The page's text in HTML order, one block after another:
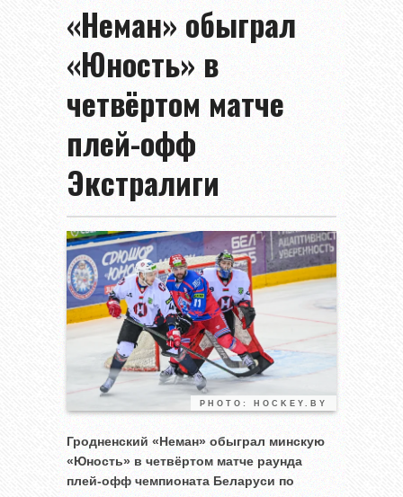
«Неман» обыграл
«Юность» в
четвёртом матче
плей-офф
Экстралиги
PHOTO: HOCKEY.BY
Гродненский «Неман» обыграл минскую
«Юность» в четвёртом матче раунда
плей-офф чемпионата Беларуси по